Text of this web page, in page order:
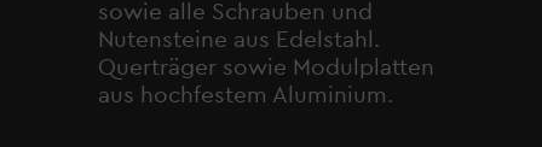
sowie alle Schrauben und
Nutensteine aus Edelstahl.
Querträger sowie Modulplatten
aus hochfestem Aluminium.